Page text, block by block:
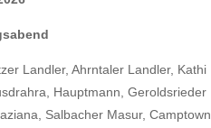
Landler, Ahrntaler Landler, Kathi
Hauptmann, Geroldsrieder
Salbacher Masur, Camptown